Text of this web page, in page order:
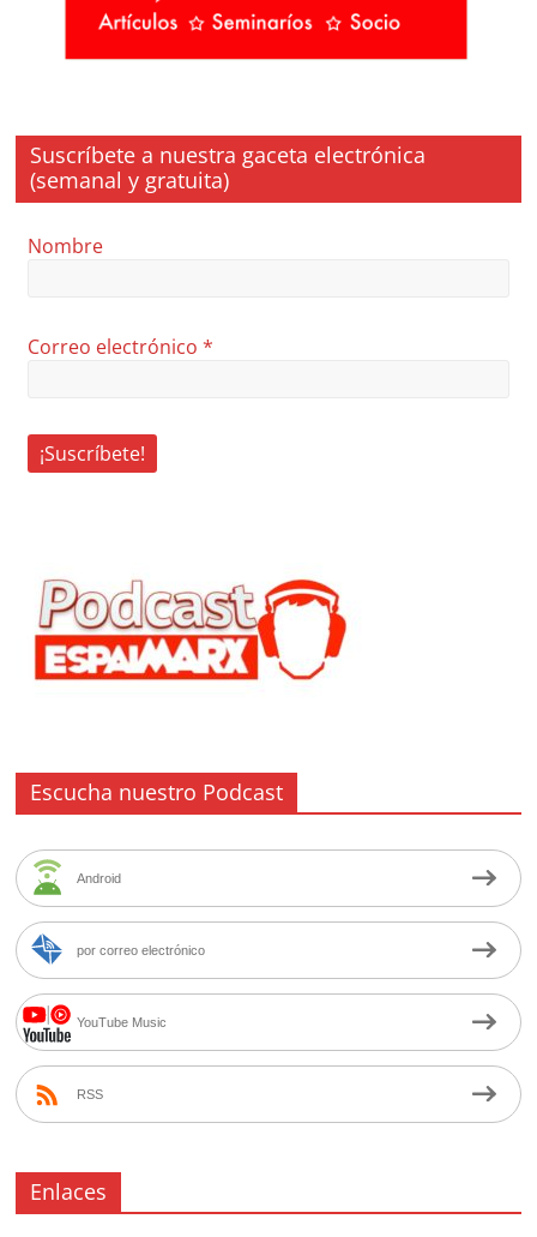
Suscríbete a nuestra gaceta electrónica
(semanal y gratuita)
Nombre
Correo electrónico*
Escucha nuestro Podcast
Android
por correo electrónico
YouTube Music
RSS
Enlaces